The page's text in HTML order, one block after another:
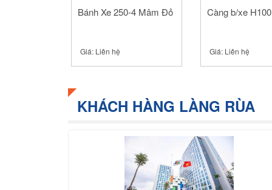
Bánh Xe 250-4 Mâm Đỏ
Giá: Liên hệ
Càng b/xe
Giá: Liên hệ
KHÁCH HÀNG LÀNG RÙA